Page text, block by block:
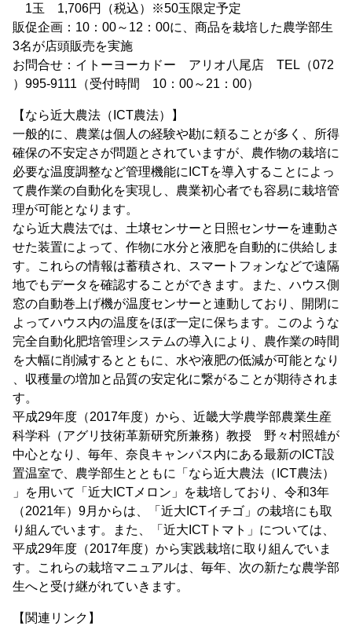
1玉 1,706円（税込）※50玉限定予定
販促企画：10：00～12：00に、商品を栽培した農学部生
3名が店頭販売を実施
お問合せ：イトーヨーカドー アリオ八尾店 TEL（072
）995-9111（受付時間 10：00～21：00）
【なら近大農法（ICT農法）】
一般的に、農業は個人の経験や勘に頼ることが多く、所得
確保の不安定さが問題とされていますが、農作物の栽培に
必要な温度調整など管理機能にICTを導入することによっ
て農作業の自動化を実現し、農業初心者でも容易に栽培管
理が可能となります。
なら近大農法では、土壌センサーと日照センサーを連動さ
せた装置によって、作物に水分と液肥を自動的に供給しま
す。これらの情報は蓄積され、スマートフォンなどで遠隔
地でもデータを確認することができます。また、ハウス側
窓の自動巻上げ機が温度センサーと連動しており、開閉に
よってハウス内の温度をほぼ一定に保ちます。このような
完全自動化肥培管理システムの導入により、農作業の時間
を大幅に削減するとともに、水や液肥の低減が可能となり
、収穫量の増加と品質の安定化に繋がることが期待されま
す。
平成29年度（2017年度）から、近畿大学農学部農業生産
科学科（アグリ技術革新研究所兼務）教授 野々村照雄が
中心となり、毎年、奈良キャンパス内にある最新のICT設
置温室で、農学部生とともに「なら近大農法（ICT農法）
」を用いて「近大ICTメロン」を栽培しており、令和3年
（2021年）9月からは、「近大ICTイチゴ」の栽培にも取
り組んでいます。また、「近大ICTトマト」については、
平成29年度（2017年度）から実践栽培に取り組んでいま
す。これらの栽培マニュアルは、毎年、次の新たな農学部
生へと受け継がれていきます。
【関連リンク】